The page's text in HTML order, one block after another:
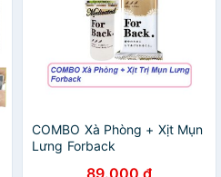
COMBO Xà Phòng + Xịt Mụn
Lưng Forback
89.000 đ